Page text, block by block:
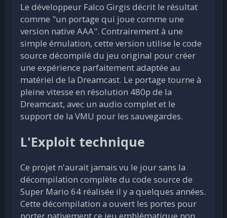
Le développeur Falco Girgis décrit le résultat
comme "un portage qui joue comme une
version native AAA". Contrairement à une
simple émulation, cette version utilise le code
source décompilé du jeu original pour créer
une expérience parfaitement adaptée au
matériel de la Dreamcast. Le portage tourne à
pleine vitesse en résolution 480p de la
Dreamcast, avec un audio complet et le
support de la VMU pour les sauvegardes.
L'Exploit technique
Ce projet n'aurait jamais vu le jour sans la
décompilation complète du code source de
Super Mario 64 réalisée il y a quelques années.
Cette décompilation a ouvert les portes pour